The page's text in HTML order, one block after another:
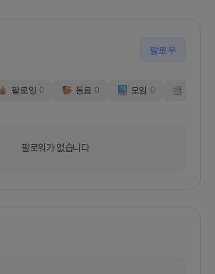
팔로우
팔로잉 0 동료 0 모임 0
팔로워가 없습니다